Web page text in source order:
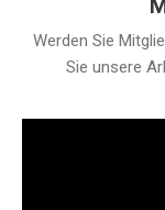
Werden Sie
Sie unsere